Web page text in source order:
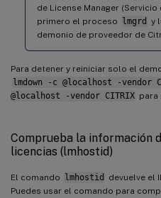
de License Manager
primero el proceso lmgrd y
demonio de proveedor de
Para detener y reiniciar solo el
lmdown -c @localhost -vendor
@localhost -vendor CITRIX para
Comprueba la información
licencias (lmhostid)
El comando lmhostid
devuelve el
Puedes usar el comando para